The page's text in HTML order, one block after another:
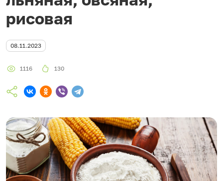
рисовая
08.11.2023
1116 130